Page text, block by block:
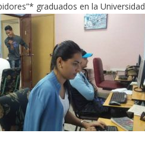
graduados en la Universidad